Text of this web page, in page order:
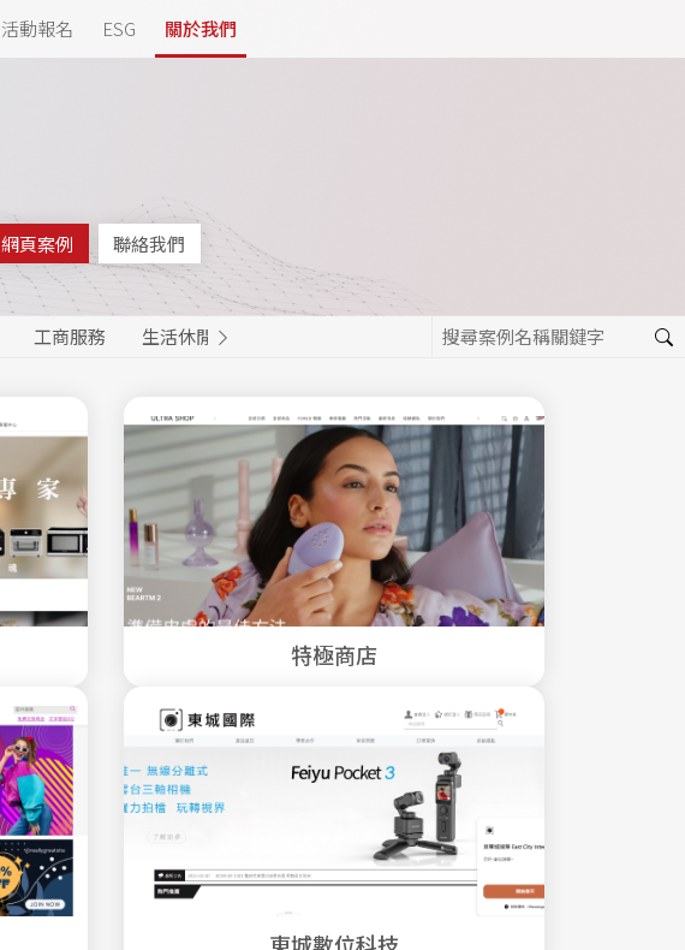
活動報名 ESG 關於我們
網頁案例
聯絡我們
工商服務 生活休閒
特極商店
東城數位科技